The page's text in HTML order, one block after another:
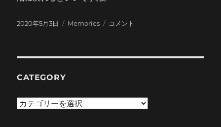
投
2020年5月3日
カ
Memories
近
コメント
CATEGORY
Category